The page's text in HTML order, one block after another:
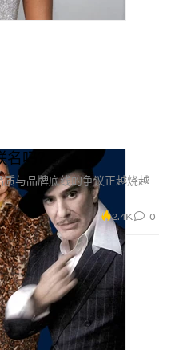
吗？
与品牌底线的争议正越烧越
2.4K 0